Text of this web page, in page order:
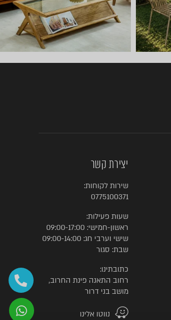
יצירת קשר
שירות לקוחות:
0775100371
שעות פעילות:
ראשון-חמישי: 09:00-17:00
שישי וערבי חג: 09:00-14:00
שבת: סגור
כתובתינו:
רחוב התאנה פינת החרוב,
מושב בני דרור
נווטו אלינו